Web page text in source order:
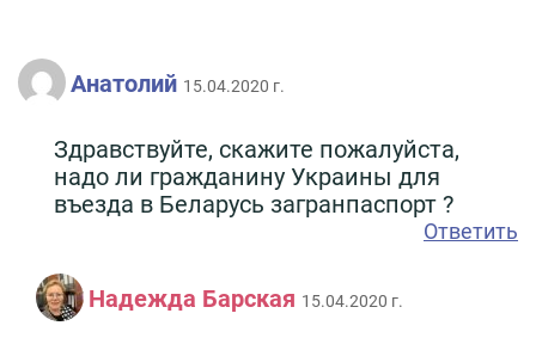
Анатолий 15.04.2020 г.
Здравствуйте, скажите пожалуйста,
надо ли гражданину Украины для
въезда в Беларусь загранпаспорт ?
Ответить
Надежда Барская 15.04.2020 г.